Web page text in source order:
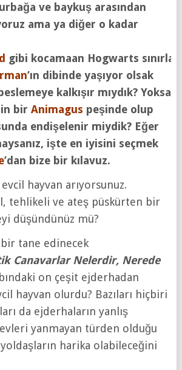
ve baykuş arasından
ama ya diğer o kadar
gibi kocamaan Hogwarts sınırları
’ın dibinde yaşıyor olsak
kalkışır mıydık? Yoksa
bir Animagus peşinde olup
endişelenir miydik? Eğer
işte en iyisini seçmek
’dan bize bir kılavuz.
hayvan arıyorsunuz.
tehlikeli ve ateş püskürten bir
düşündünüz mü?
tane edinecek
Canavarlar Nelerdir, Nerede
on çeşit ejderhadan
hayvan olurdu? Bazıları hiçbiri
da ejderhaların yanlış
evleri yanmayan türden olduğu
harika olabileceğini